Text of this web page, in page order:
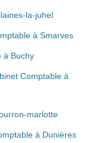
la-juhel
à Smarves
à Buchy
Comptable à
marlotte
à Dunières